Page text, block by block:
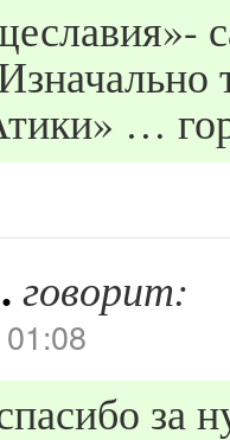
…
говорит:
за